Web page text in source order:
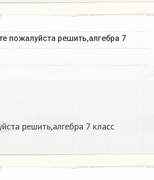
пожалуйста решить,алгебра 7
решить,алгебра 7 класс​